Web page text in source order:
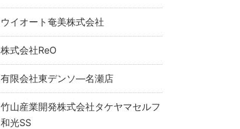
ウイオート奄美株式会社
株式会社ReO
有限会社東デンソ―名瀬店
竹山産業開発株式会社タケヤマセルフ
和光SS